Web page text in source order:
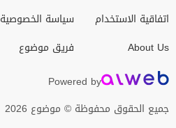
اتفاقية الاستخدام
About Us
سياسة الخصوصية
فريق موضوع
Powered by
جميع الحقوق محفوظة © موضوع 2026